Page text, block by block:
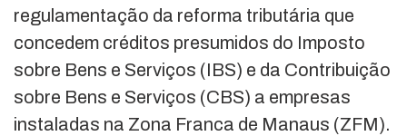
regulamentação da reforma tributária que
concedem créditos presumidos do Imposto
sobre Bens e Serviços (IBS) e da Contribuição
sobre Bens e Serviços (CBS) a empresas
instaladas na Zona Franca de Manaus (ZFM).